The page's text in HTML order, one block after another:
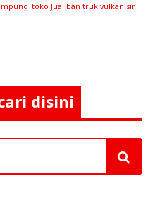
toko Jual ban truk vulkanisir
disini